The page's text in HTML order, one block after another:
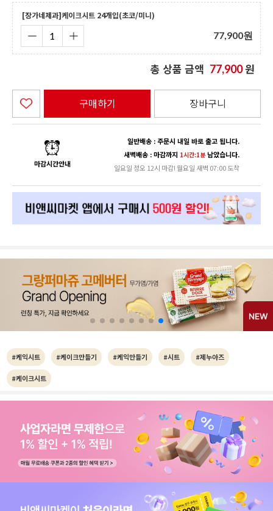
[장가네제과]케이크시트 24개입(초코/미니)
77,900원
총 상품 금액 77,900원
구매하기 장바구니
마감시간안내
일반배송 : 주문시 내일 바로 출고 됩니다.
새벽배송 : 마감까지 1시간:1분남았습니다.
일요일 정오 12시 마감! 월요일 새벽 07:00 도착
#케익시트 #케이크만들기 #케익만들기 #시트 #제누아즈
#케이크시트